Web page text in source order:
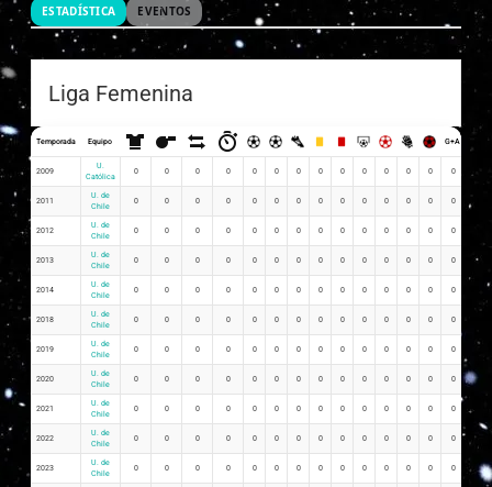
ESTADÍSTICA EVENTOS
Liga Femenina
Temporada Equipo G+A G x PJ
2009
U.
Católica
0 0 0 0 0 0 0 0 0 0 0 0 0 0
2011
U. de
Chile
0 0 0 0 0 0 0 0 0 0 0 0 0 0
2012
U. de
Chile
0 0 0 0 0 0 0 0 0 0 0 0 0 0
2013
U. de
Chile
0 0 0 0 0 0 0 0 0 0 0 0 0 0 0
2014
U. de
Chile
0 0 0 0 0 0 0 0 0 0 0 0 0 0
2018
U. de
Chile
0 0 0 0 0 0 0 0 0 0 0 0 0 0
2019
U. de
Chile
0 0 0 0 0 0 0 0 0 0 0 0 0 0
2020
U. de
Chile
0 0 0 0 0 0 0 0 0 0 0 0 0 0
2021
U. de
Chile
0 0 0 0 0 0 0 0 0 0 0 0 0 0
2022
U. de
Chile
0 0 0 0 0 0 0 0 0 0 0 0 0 0
2023
U. de
Chile
0 0 0 0 0 0 0 0 0 0 0 0 0 0 0